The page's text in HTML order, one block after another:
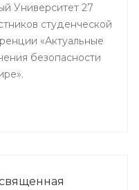
Университет 27
студенческой
«Актуальные
безопасности